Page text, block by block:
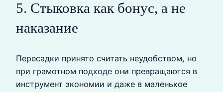
5. Стыковка как бонус, а не
наказание
Пересадки принято считать неудобством, но
при грамотном подходе они превращаются в
инструмент экономии и даже в маленькое